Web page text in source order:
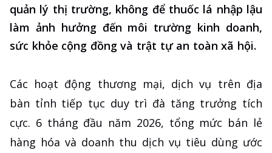
quản lý thị trường, không để thuốc lá nhập lậu
làm ảnh hưởng đến môi trường kinh doanh,
sức khỏe cộng đồng và trật tự an toàn xã hội.
Các hoạt động thương mại, dịch vụ trên địa
bàn tỉnh tiếp tục duy trì đà tăng trưởng tích
cực. 6 tháng đầu năm 2026, tổng mức bán lẻ
hàng hóa và doanh thu dịch vụ tiêu dùng ước